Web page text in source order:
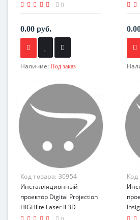
0
0.00 руб.
Наличие: Под заказ
Код товара: 30954
Инсталляционный
проектор Digital Projection
HIGHlite Laser II 3D
Код